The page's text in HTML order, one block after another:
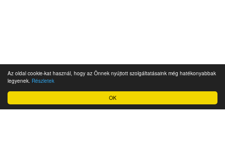
OK
Az oldal cookie-kat használ, hogy az Önnek nyújtott szolgáltatásaink még hatékonyabbak
legyenek. Részletek